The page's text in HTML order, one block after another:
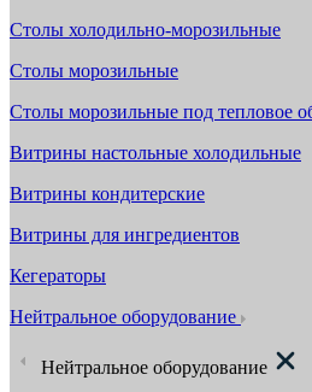
Столы холодильно-морозильные
Столы морозильные
Столы морозильные под тепловое
Витрины настольные холодильные
Витрины кондитерские
Витрины для ингредиентов
Кегераторы
Нейтральное оборудование
Нейтральное оборудование